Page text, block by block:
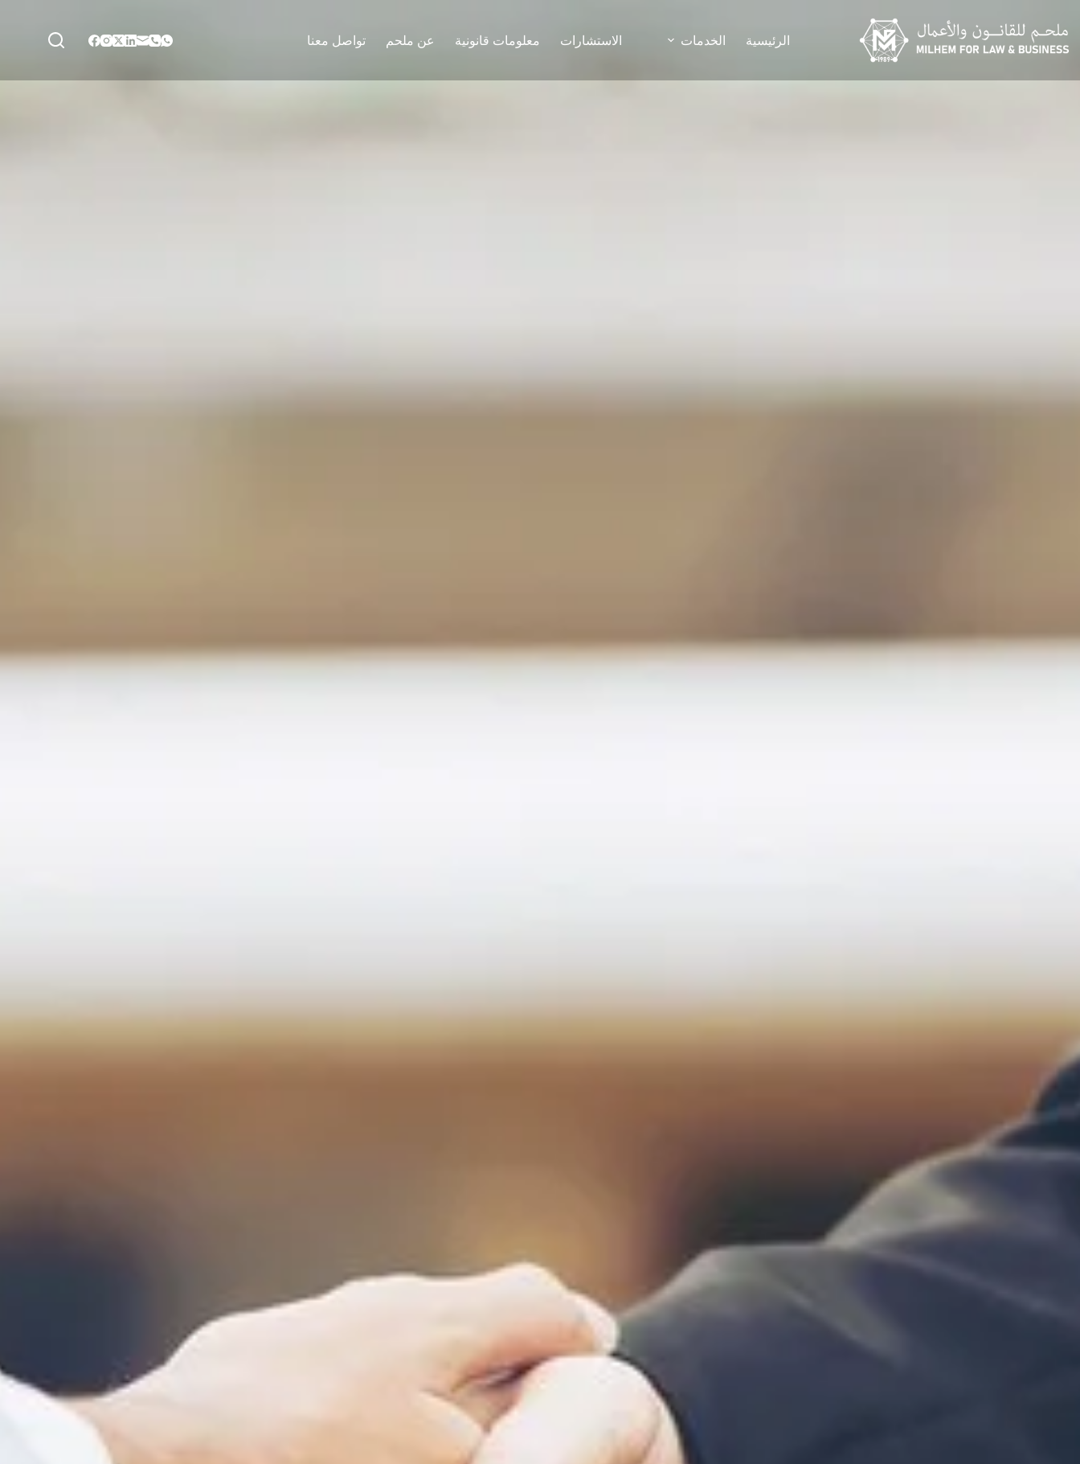
الرئيسية الخدمات الاستشارات معلومات قانونية عن ملحم تواصل معنا